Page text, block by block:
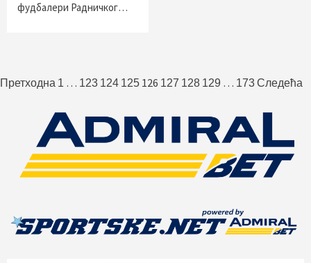
фудбалери Радничког…
Пагинација
чланака
Претходна 1 … 123 124 125 126 127 128 129 … 173Следећа